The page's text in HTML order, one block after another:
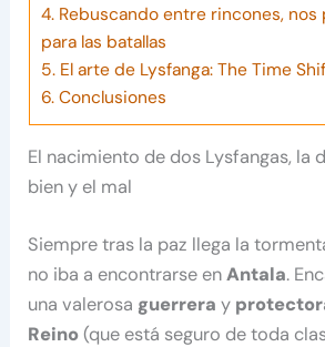
4.Rebuscando entre rincones, nos
para las batallas
5.El arte de Lysfanga: The Time
6.Conclusiones
El nacimiento de dos Lysfangas, la
bien y el mal
Siempre tras la paz llega la
no iba a encontrarse enAntala.
una valerosa guerrera y
Reino(que está seguro de toda